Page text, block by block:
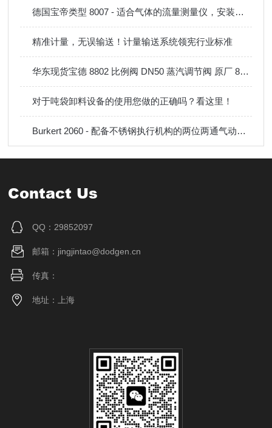
德国宝帝类型 8007 - 适合气体的流量测量仪，安装在现有的管道中
精准计量，无误输送！计量输送系统领宪行业标准
华东现货宝德 8802 比例阀 DN50 蒸汽调节阀 原厂 8692 定位器成套供货
对于吨袋卸料设备的使用您做的正确吗？看这里！
Burkert 2060 - 配备不锈钢执行机构的两位两通气动角座阀
Contact Us
QQ：29852097
邮箱：jingjintao@dodgen.cn
传真：
地址：上海